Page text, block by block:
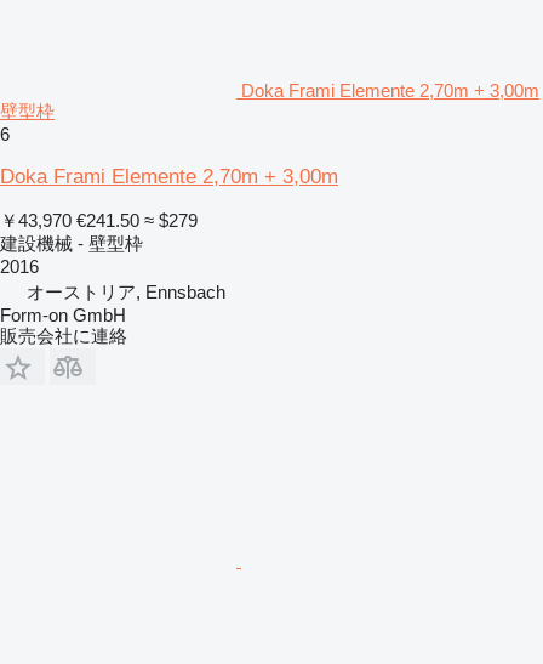
Doka Frami Elemente 2,70m + 3,00m
壁型枠
6
Doka Frami Elemente 2,70m + 3,00m
￥43,970 €241.50 ≈ $279
建設機械 - 壁型枠
2016
オーストリア, Ennsbach
Form-on GmbH
販売会社に連絡